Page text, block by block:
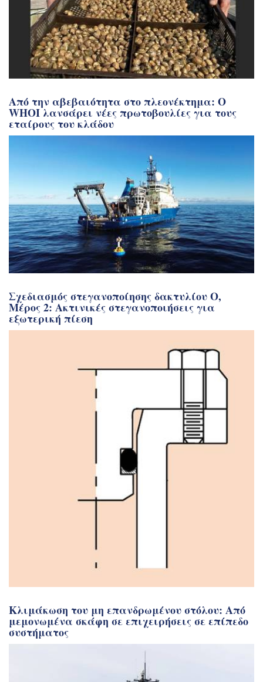
Από την αβεβαιότητα στο πλεονέκτημα: Ο
WHOI λανσάρει νέες πρωτοβουλίες για τους
εταίρους του κλάδου
Σχεδιασμός στεγανοποίησης δακτυλίου Ο,
Μέρος 2: Ακτινικές στεγανοποιήσεις για
εξωτερική πίεση
Κλιμάκωση του μη επανδρωμένου στόλου: Από
μεμονωμένα σκάφη σε επιχειρήσεις σε επίπεδο
συστήματος